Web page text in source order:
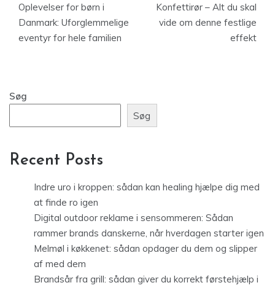
Oplevelser for børn i
Danmark: Uforglemmelige
eventyr for hele familien
Konfettirør – Alt du skal
vide om denne festlige
effekt
Søg
Søg
Recent Posts
Indre uro i kroppen: sådan kan healing hjælpe dig med
at finde ro igen
Digital outdoor reklame i sensommeren: Sådan
rammer brands danskerne, når hverdagen starter igen
Melmøl i køkkenet: sådan opdager du dem og slipper
af med dem
Brandsår fra grill: sådan giver du korrekt førstehjælp i